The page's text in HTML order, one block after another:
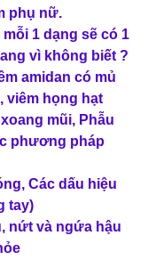
phụ nữ.
1 dạng sẽ có 1
vì không biết ?
amidan có mủ
viêm họng hạt
mũi, Phẫu
phương pháp
Các dấu hiệu
tay)
nứt và ngứa hậu